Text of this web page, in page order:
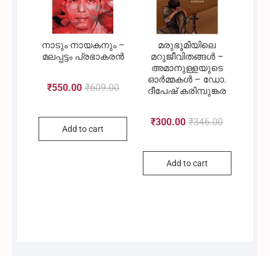
നാടും നായകനും –
മലപ്പട്ടം പ്രഭാകരൻ
₹609.00Original
₹550.00 Current
Add to cart
മരുഭൂമിയിലെ
മറുജീവിതങ്ങൾ –
അമാനുള്ളയുടെ
ഓർമ്മകൾ – ഡോ.
ദീപേഷ് കരിമ്പുങ്കര
₹346.00Original
₹300.00 Current
Add to cart